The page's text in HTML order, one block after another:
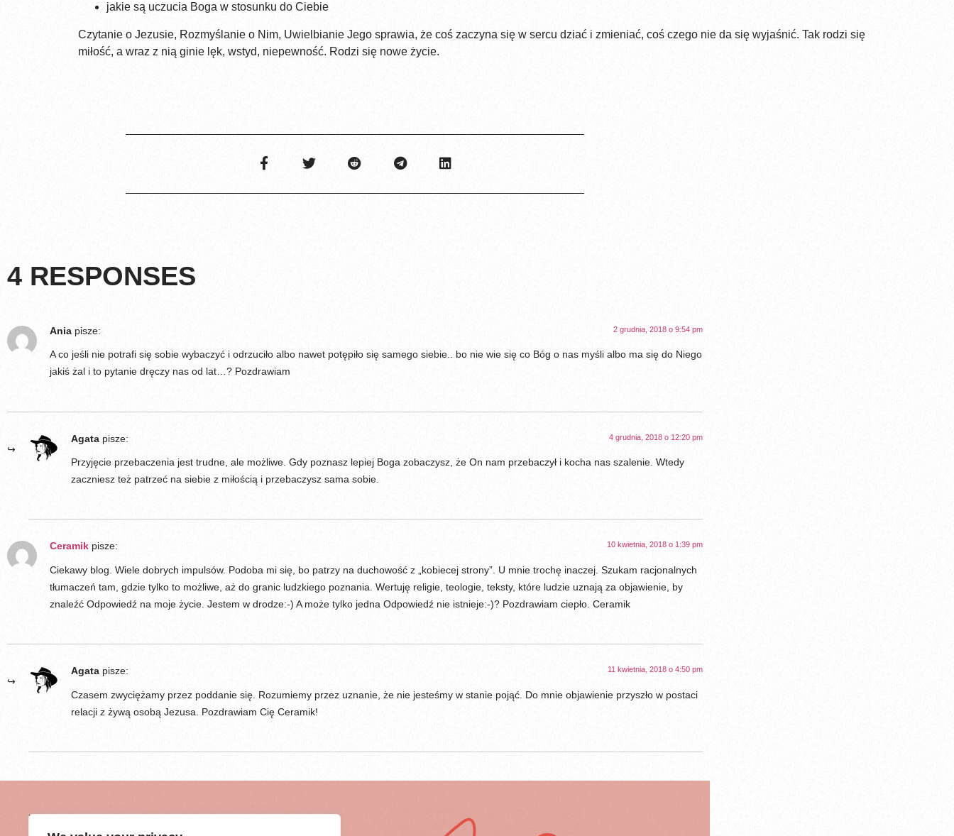
jakie są uczucia Boga w stosunku do Ciebie
Czytanie o Jezusie, Rozmyślanie o Nim, Uwielbianie Jego sprawia, że coś zaczyna się w sercu dziać i zmieniać, coś czego nie da się wyjaśnić. Tak rodzi się
miłość, a wraz z nią ginie lęk, wstyd, niepewność. Rodzi się nowe życie.
4 RESPONSES
Ania pisze: 2 grudnia, 2018 o 9:54 pm
A co jeśli nie potrafi się sobie wybaczyć i odrzuciło albo nawet potępiło się samego siebie.. bo nie wie się co Bóg o nas myśli albo ma się do Niego
jakiś żal i to pytanie dręczy nas od lat…? Pozdrawiam
Agata pisze: 4 grudnia, 2018 o 12:20 pm
Przyjęcie przebaczenia jest trudne, ale możliwe. Gdy poznasz lepiej Boga zobaczysz, że On nam przebaczył i kocha nas szalenie. Wtedy
zaczniesz też patrzeć na siebie z miłością i przebaczysz sama sobie.
Ceramik pisze: 10 kwietnia, 2018 o 1:39 pm
Ciekawy blog. Wiele dobrych impulsów. Podoba mi się, bo patrzy na duchowość z „kobiecej strony”. U mnie trochę inaczej. Szukam racjonalnych
tłumaczeń tam, gdzie tylko to możliwe, aż do granic ludzkiego poznania. Wertuję religie, teologie, teksty, które ludzie uznają za objawienie, by
znaleźć Odpowiedź na moje życie. Jestem w drodze:-) A może tylko jedna Odpowiedź nie istnieje:-)? Pozdrawiam ciepło. Ceramik
Agata pisze: 11 kwietnia, 2018 o 4:50 pm
Czasem zwyciężamy przez poddanie się. Rozumiemy przez uznanie, że nie jesteśmy w stanie pojąć. Do mnie objawienie przyszło w postaci
relacji z żywą osobą Jezusa. Pozdrawiam Cię Ceramik!
NEWSLETTER